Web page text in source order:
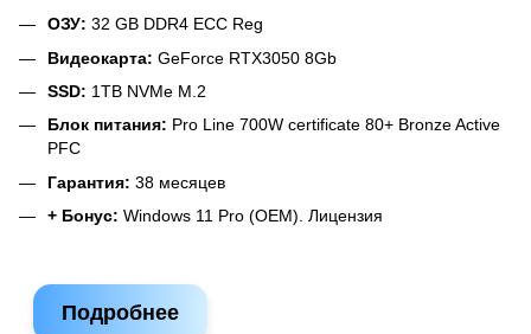
ОЗУ: 32 GB DDR4 ECC Reg
Видеокарта: GeForce RTX3050 8Gb
SSD: 1TB NVMe M.2
Блок питания: Pro Line 700W certificate 80+ Bronze Active
PFC
Гарантия: 38 месяцев
+ Бонус: Windows 11 Pro (OEM). Лицензия
Подробнее